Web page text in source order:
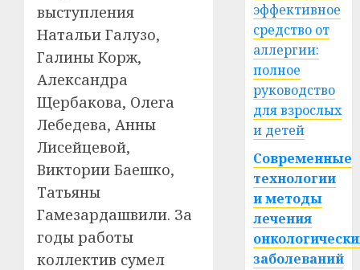
выступления
Натальи Галузо,
Галины Корж,
Александра
Щербакова, Олега
Лебедева, Анны
Лисейцевой,
Виктории Баешко,
Татьяны
Гамезардашвили. За
годы работы
коллектив сумел
эффективное
средство от
аллергии:
полное
руководство
для взрослых
и детей
Современные
технологии
и методы
лечения
заболеваний